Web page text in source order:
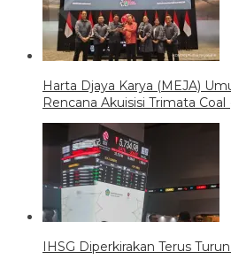
Harta Djaya Karya (MEJA)
Rencana Akuisisi Trimata Coal
IHSG Diperkirakan Terus